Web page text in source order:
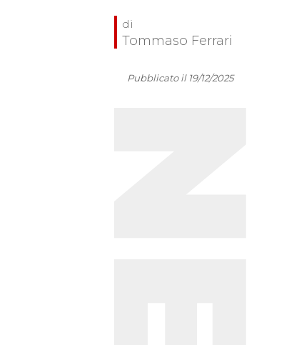
Tommaso Ferrari
Pubblicato il 19/12/2025